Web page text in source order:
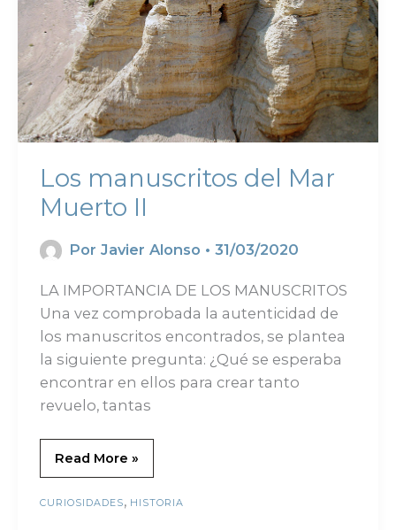
Los manuscritos del Mar
Muerto II
Por Javier Alonso • 31/03/2020
LA IMPORTANCIA DE LOS MANUSCRITOS
Una vez comprobada la autenticidad de
los manuscritos encontrados, se plantea
la siguiente pregunta: ¿Qué se esperaba
encontrar en ellos para crear tanto
revuelo, tantas
Read More »
CURIOSIDADES, HISTORIA